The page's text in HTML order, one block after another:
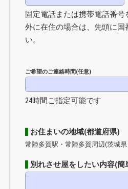
固定電話または携帯電話番
外に在住の場合は、先頭に国
い。
ご希望のご連絡時間(任意)
24時間ご指定可能です
お住まいの地域(都道府県)
常陸多賀駅・常陸多賀周辺(茨城
別れさせ屋をしたい内容(簡